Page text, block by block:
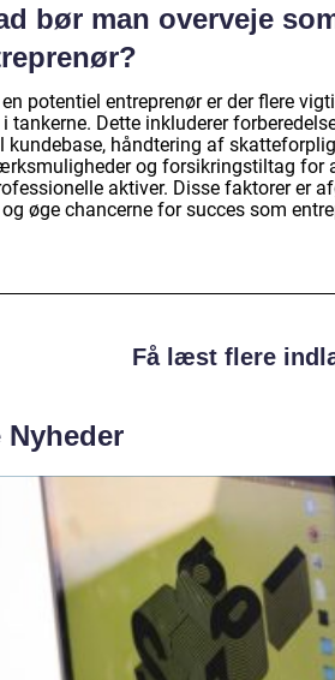
bør man overveje
potentiel entreprenør er der flere
tankerne. Dette inkluderer
kundebase, håndtering af
og forsikringstiltag for
aktiver. Disse faktorer er
øge chancerne for succes som
Få læst flere
Nyheder